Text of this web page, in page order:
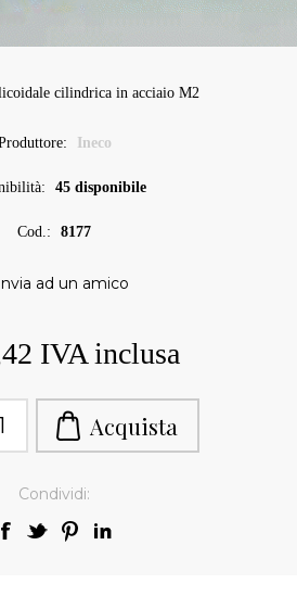
cilindrica in acciaio M2
Ineco
45 disponibile
Cod.: 8177
IVA inclusa
Condividi: